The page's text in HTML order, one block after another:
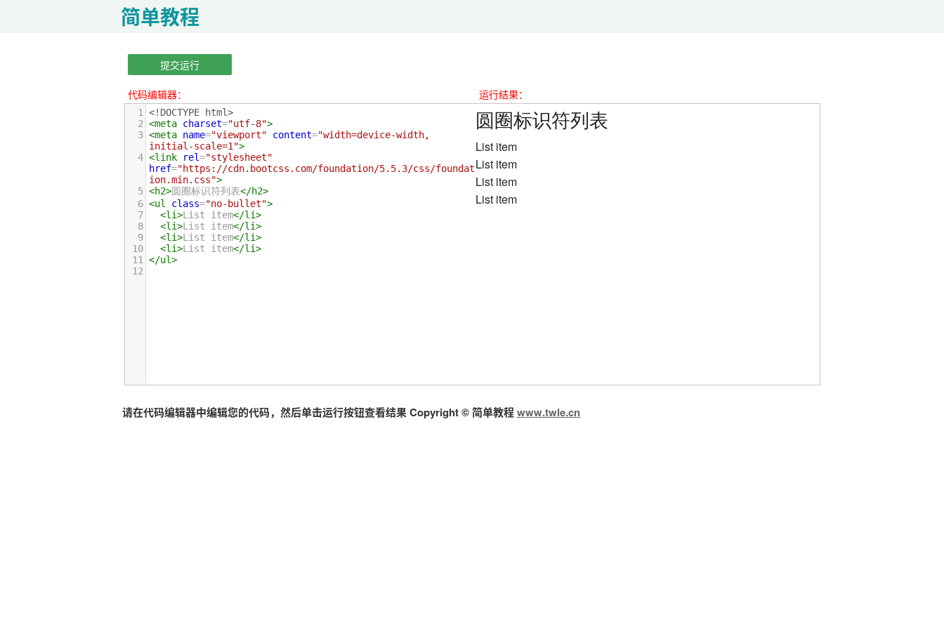
简单教程
提交运行
代码编辑器：
1
<!DOCTYPE html>
2 <meta charset="utf-8">
3 <meta name="viewport" content="width=device-width,
initial-scale=1">
4 <link rel="stylesheet"
href="https://cdn.bootcss.com/foundation/5.5.3/css/foundat
ion.min.css">
5 <h2>圆圈标识符列表</h2>
6 <ul class="no-bullet">
7
<li>List item</li>
8
<li>List item</li>
9
<li>List item</li>
10
<li>List item</li>
11
</ul>
12
运行结果：
请在代码编辑器中编辑您的代码，然后单击运行按钮查看结果 Copyright © 简单教程www.twle.cn